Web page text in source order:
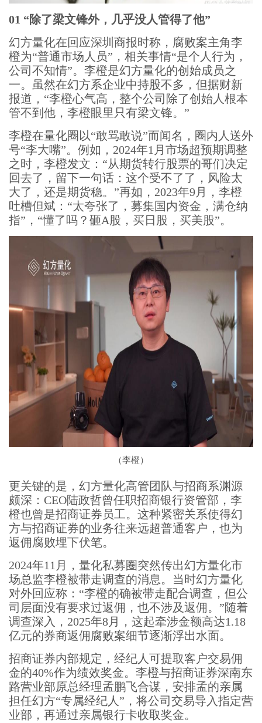
01 “除了梁文锋外，几乎没人管得了他”
幻方量化在回应深圳商报时称，腐败案主角李
橙为“普通市场人员”，相关事情“是个人行为，
公司不知情”。李橙是幻方量化的创始成员之
一。虽然在幻方系企业中持股不多，但据财新
报道，“李橙心气高，整个公司除了创始人根本
管不到他，李橙眼里只有梁文锋。”
李橙在量化圈以“敢骂敢说”而闻名，圈内人送外
号“李大嘴”。例如，2024年1月市场超预期调整
之时，李橙发文：“从期货转行股票的哥们决定
回去了，留下一句话：这个受不了了，风险太
大了，还是期货稳。”再如，2023年9月，李橙
吐槽但斌：“太夸张了，募集国内资金，满仓纳
指”，“懂了吗？砸A股，买日股，买美股”。
（李橙）
更关键的是，幻方量化高管团队与招商系渊源
颇深：CEO陆政哲曾任职招商银行资管部，李
橙也曾是招商证券员工。这种紧密关系使得幻
方与招商证券的业务往来远超普通客户，也为
返佣腐败埋下伏笔。
2024年11月，量化私募圈突然传出幻方量化市
场总监李橙被带走调查的消息。当时幻方量化
对外回应称：“李橙的确被带走配合调查，但公
司层面没有要求过返佣，也不涉及返佣。”随着
调查深入，2025年8月，这起牵涉金额高达1.18
亿元的券商返佣腐败案细节逐渐浮出水面。
招商证券内部规定，经纪人可提取客户交易佣
金的40%作为绩效奖金。李橙与招商证券深南东
路营业部原总经理孟鹏飞合谋，安排孟的亲属
担任幻方“专属经纪人”，将公司交易导入指定营
业部，再通过亲属银行卡收取奖金。